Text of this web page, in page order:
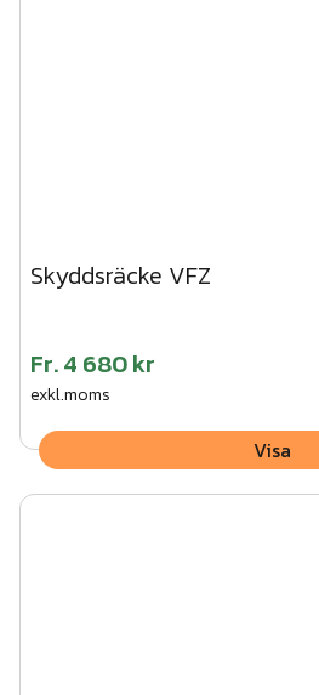
Skyddsräcke VFZ
Fr.4 680 kr
exkl.moms
Visa